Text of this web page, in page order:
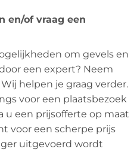
en/of vraag een
om gevels en
een expert? Neem
helpen je graag verder.
voor een plaatsbezoek
u een prijsofferte op maat
voor een scherpe prijs
uitgevoerd wordt